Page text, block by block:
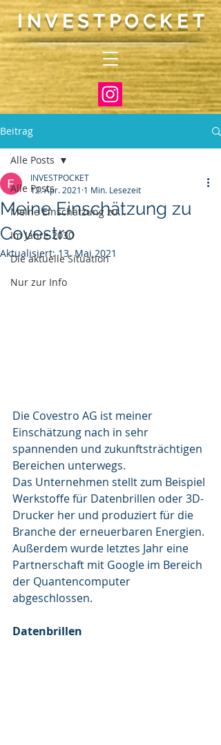
INVESTPOCKET
Beitrag
Alle Posts
Meine Einschätzung zu...
Im Jahre 2030
Die aktuelle Situation
Nur zur Info
Alle Posts
Meine Einschätzung zu
Covestro
INVESTPOCKET
12. Apr. 2021 1 Min. Lesezeit
Aktualisiert:13. Mai 2021
Die Covestro AG ist meiner
Einschätzung nach in sehr
spannenden und zukunftsträchtigen
Bereichen unterwegs.
Das Unternehmen stellt zum Beispiel
Werkstoffe für Datenbrillen oder 3D-
Drucker her und produziert für die
Branche der erneuerbaren Energien.
Außerdem wurde letztes Jahr eine
Partnerschaft mit Google im Bereich
der Quantencomputer
abgeschlossen.
Datenbrillen